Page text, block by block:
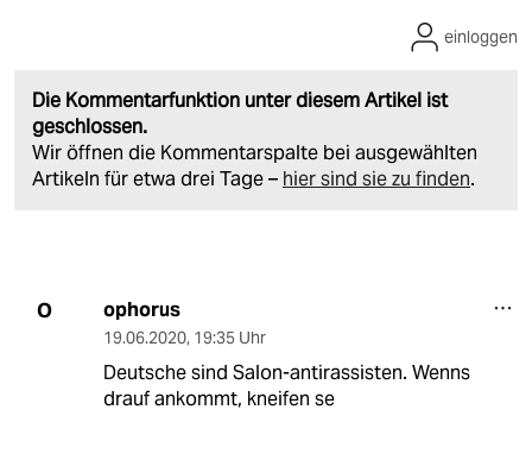
Die Kommentarfunktion unter diesem Artikel ist
geschlossen.
Wir öffnen die Kommentarspalte bei ausgewählten
Artikeln für etwa drei Tage – hier sind sie zu finden.
einloggen
O ophorus
19.06.2020, 19:35 Uhr
Deutsche sind Salon-antirassisten. Wenns
drauf ankommt, kneifen se